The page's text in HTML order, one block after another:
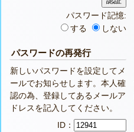
パスワード記憶:
する
しない
パスワードの再発行
新しいパスワードを設定してメ
ールでお知らせします。本人確
認の為、登録してあるメールア
ドレスを記入してください。
ID：